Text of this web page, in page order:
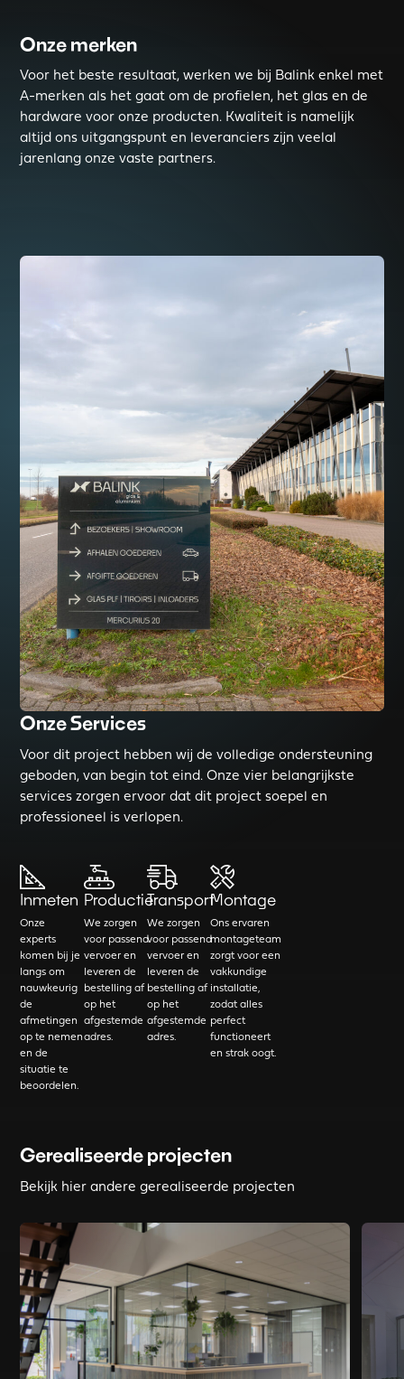
Onze merken
Voor het beste resultaat, werken we bij Balink enkel met
A-merken als het gaat om de profielen, het glas en de
hardware voor onze producten. Kwaliteit is namelijk
altijd ons uitgangspunt en leveranciers zijn veelal
jarenlang onze vaste partners.
Onze Services
Voor dit project hebben wij de volledige ondersteuning
geboden, van begin tot eind. Onze vier belangrijkste
services zorgen ervoor dat dit project soepel en
professioneel is verlopen.
Inmeten
Onze
experts
komen bij je
langs om
nauwkeurig
de
afmetingen
op te nemen
en de
situatie te
beoordelen.
Productie
We zorgen
voor passend
vervoer en
leveren de
bestelling af
op het
afgestemde
adres.
Transport
We zorgen
voor passend
vervoer en
leveren de
bestelling af
op het
afgestemde
adres.
Montage
Ons ervaren
montageteam
zorgt voor een
vakkundige
installatie,
zodat alles
perfect
functioneert
en strak oogt.
Gerealiseerde projecten
Bekijk hier andere gerealiseerde projecten
Read more about Inrichting Visscher Holland Steenwijk Read